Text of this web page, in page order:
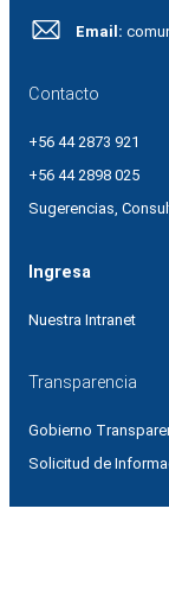
Email:
Contacto
+56 44 2873 921
+56 44 2898 025
Sugerencias,
Ingresa
Nuestra Intranet
Transparencia
Gobierno
Solicitud de